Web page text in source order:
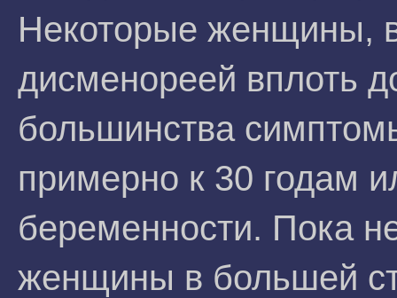
Некоторые женщины,
дисменореей вплоть
большинства
примерно к 30 годам
беременности. Пока
женщины в большей